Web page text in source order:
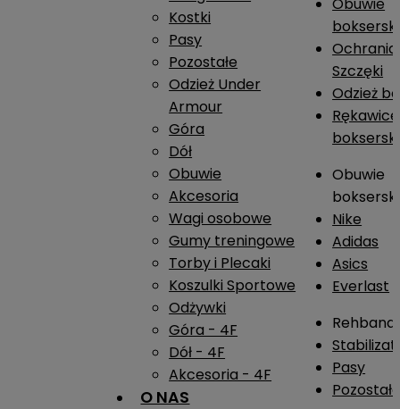
Kostki
Pasy
Pozostałe
Odzież Under
Armour
Góra
Dół
Obuwie
Akcesoria
Wagi osobowe
Gumy treningowe
Torby i Plecaki
Koszulki Sportowe
Odżywki
Góra - 4F
Dół - 4F
Akcesoria - 4F
O NAS
Szczęki
Odzież
Rękawice
Obuwie
Nike
Adidas
Asics
Everlast
Rehband
Pasy